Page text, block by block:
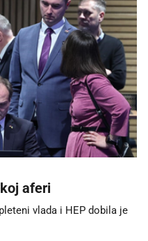
aferi
vlada i HEP dobila je